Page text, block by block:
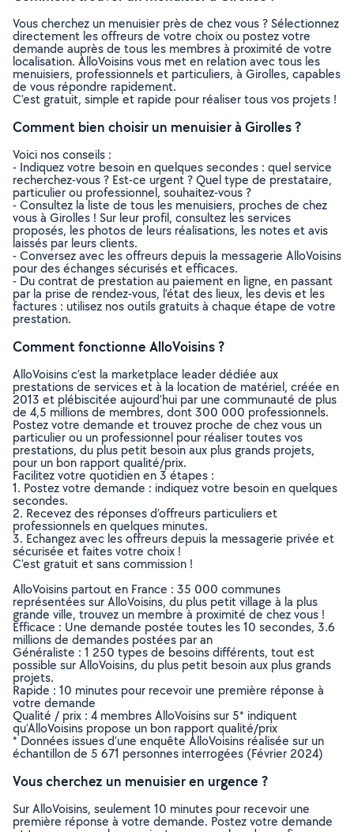
Vous cherchez un menuisier près de chez vous ? Sélectionnez
directement les offreurs de votre choix ou postez votre
demande auprès de tous les membres à proximité de votre
localisation. AlloVoisins vous met en relation avec tous les
menuisiers, professionnels et particuliers, à Girolles, capables
de vous répondre rapidement.
C’est gratuit, simple et rapide pour réaliser tous vos projets !
Comment bien choisir un menuisier à Girolles ?
Voici nos conseils :
- Indiquez votre besoin en quelques secondes : quel service
recherchez-vous ? Est-ce urgent ? Quel type de prestataire,
particulier ou professionnel, souhaitez-vous ?
- Consultez la liste de tous les menuisiers, proches de chez
vous à Girolles ! Sur leur profil, consultez les services
proposés, les photos de leurs réalisations, les notes et avis
laissés par leurs clients.
- Conversez avec les offreurs depuis la messagerie AlloVoisins
pour des échanges sécurisés et efficaces.
- Du contrat de prestation au paiement en ligne, en passant
par la prise de rendez-vous, l’état des lieux, les devis et les
factures : utilisez nos outils gratuits à chaque étape de votre
prestation.
Comment fonctionne AlloVoisins ?
AlloVoisins c’est la marketplace leader dédiée aux
prestations de services et à la location de matériel, créée en
2013 et plébiscitée aujourd’hui par une communauté de plus
de 4,5 millions de membres, dont 300 000 professionnels.
Postez votre demande et trouvez proche de chez vous un
particulier ou un professionnel pour réaliser toutes vos
prestations, du plus petit besoin aux plus grands projets,
pour un bon rapport qualité/prix.
Facilitez votre quotidien en 3 étapes :
1. Postez votre demande : indiquez votre besoin en quelques
secondes.
2. Recevez des réponses d’offreurs particuliers et
professionnels en quelques minutes.
3. Echangez avec les offreurs depuis la messagerie privée et
sécurisée et faites votre choix !
C’est gratuit et sans commission !
AlloVoisins partout en France : 35 000 communes
représentées sur AlloVoisins, du plus petit village à la plus
grande ville, trouvez un membre à proximité de chez vous !
Efficace : Une demande postée toutes les 10 secondes, 3.6
millions de demandes postées par an
Généraliste : 1 250 types de besoins différents, tout est
possible sur AlloVoisins, du plus petit besoin aux plus grands
projets.
Rapide : 10 minutes pour recevoir une première réponse à
votre demande
Qualité / prix : 4 membres AlloVoisins sur 5* indiquent
qu’AlloVoisins propose un bon rapport qualité/prix
* Données issues d’une enquête AlloVoisins réalisée sur un
échantillon de 5 671 personnes interrogées (Février 2024)
Vous cherchez un menuisier en urgence ?
Sur AlloVoisins, seulement 10 minutes pour recevoir une
première réponse à votre demande. Postez votre demande